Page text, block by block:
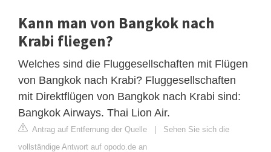
Kann man von Bangkok nach
Krabi fliegen?
Welches sind die Fluggesellschaften mit Flügen
von Bangkok nach Krabi? Fluggesellschaften
mit Direktflügen von Bangkok nach Krabi sind:
Bangkok Airways. Thai Lion Air.
Antrag auf Entfernung der Quelle | Sehen Sie sich die
vollständige Antwort auf opodo.de an